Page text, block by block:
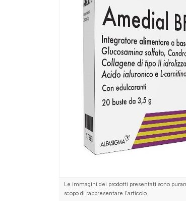
Le immagini dei prodotti presentati sono
scopo di rappresentare l'articolo.